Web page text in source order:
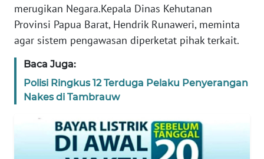
merugikan Negara.Kepala Dinas Kehutanan
Provinsi Papua Barat, Hendrik Runaweri, meminta
agar sistem pengawasan diperketat pihak terkait.
Baca Juga:
Polisi Ringkus 12 Terduga Pelaku Penyerangan
Nakes di Tambrauw
PEDOMAN
MEDIA
SIBER
KARIR
DISCLAIMER